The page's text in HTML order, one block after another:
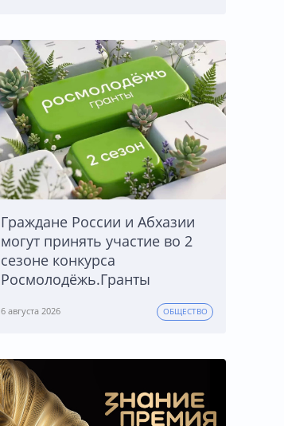
Граждане России и Абхазии
могут принять участие во 2
сезоне конкурса
Росмолодёжь.Гранты
6 августа 2026 ОБЩЕСТВО